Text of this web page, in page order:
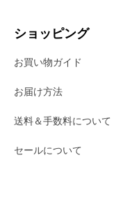
ショッピング
お買い物ガイド
お届け方法
送料＆手数料について
セールについて